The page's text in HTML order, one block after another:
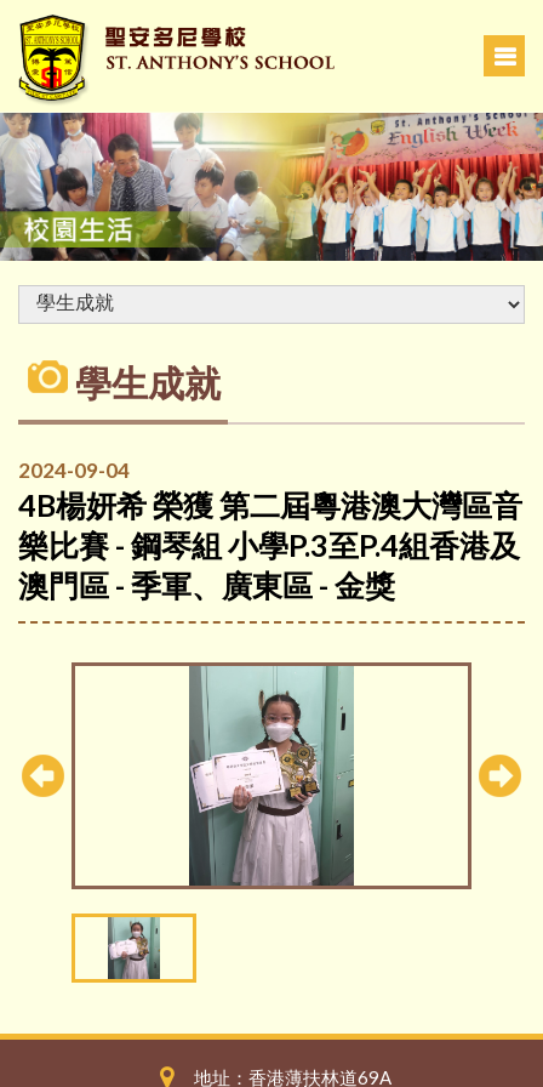
學生成就
2024-09-04
4B楊妍希 榮獲 第二屆粵港澳大灣區音
樂比賽 - 鋼琴組 小學P.3至P.4組香港及
澳門區 - 季軍、廣東區 - 金獎
地址：香港薄扶林道69A